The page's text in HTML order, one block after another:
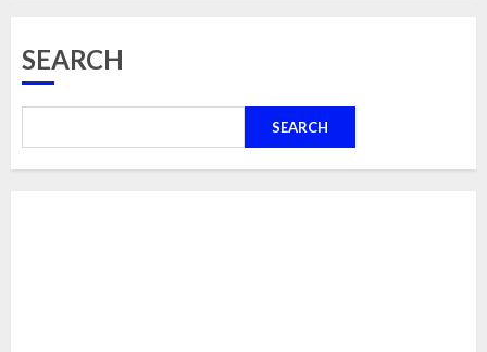
SEARCH
SEARCH